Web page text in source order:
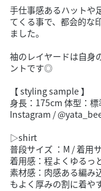
手仕事感あるハットや
てくる事で、都会的な
ました。
袖のレイヤードは自身
ントです◎
【 styling sample 】
身長：175cm 体型：標
Instagram /
▷shirt
普段サイズ ：M / 着用
着用感：程よくゆるっ
素材感：肉感ある編み
もよく厚みの割に着や